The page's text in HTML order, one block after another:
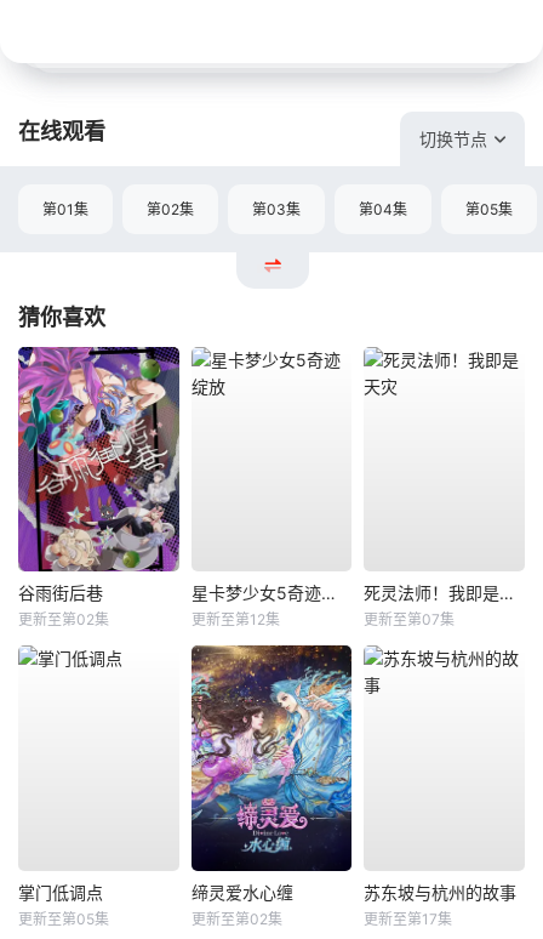
在线观看 切换节点
第01集 第02集 第03集 第04集 第05集
猜你喜欢
谷雨街后巷
更新至第02集
星卡梦少女5奇迹绽放
更新至第12集
死灵法师！我即是天灾
更新至第07集
掌门低调点
更新至第05集
缔灵爱水心缠
更新至第02集
苏东坡与杭州的故事
更新至第17集